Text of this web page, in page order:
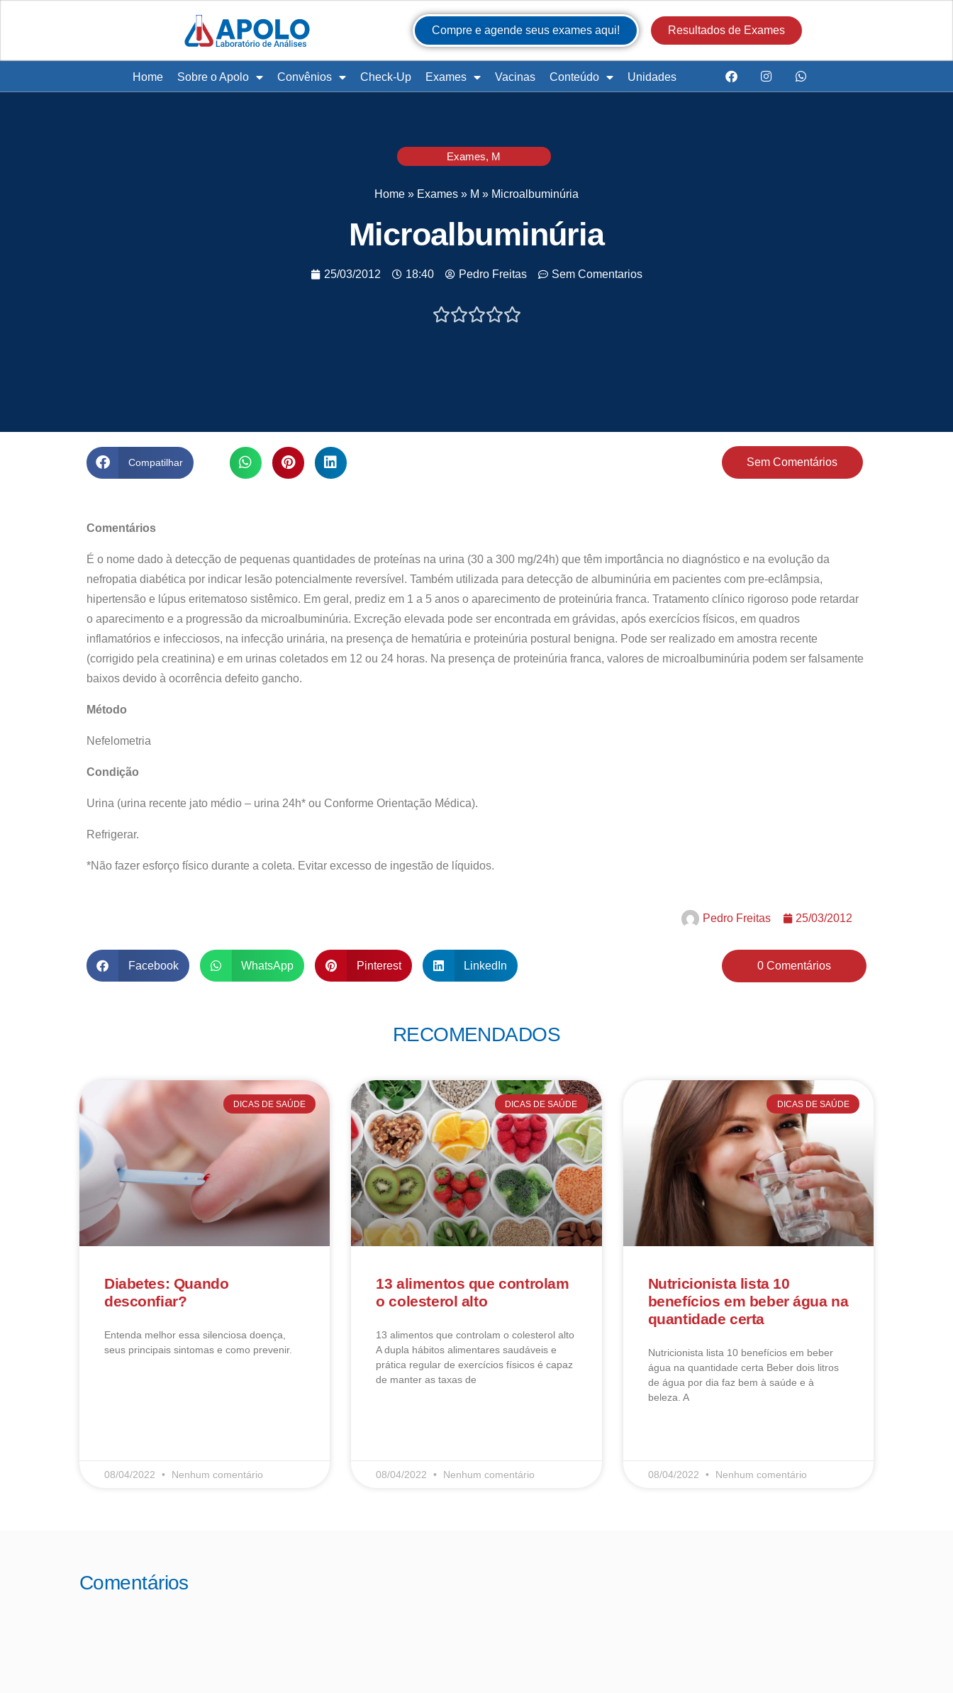
Compre e agende seus exames aqui! Resultados de Exames
Home Sobre o Apolo Convênios Check-Up Exames Vacinas Conteúdo Unidades
Exames, M
Home » Exames » M » Microalbuminúria
Microalbuminúria
25/03/2012 18:40 Pedro Freitas Sem Comentarios

Compatilhar Sem Comentários
Comentários
É o nome dado à detecção de pequenas quantidades de proteínas na urina (30 a 300 mg/24h) que têm importância no diagnóstico e na evolução da
nefropatia diabética por indicar lesão potencialmente reversível. Também utilizada para detecção de albuminúria em pacientes com pre-eclâmpsia,
hipertensão e lúpus eritematoso sistêmico. Em geral, prediz em 1 a 5 anos o aparecimento de proteinúria franca. Tratamento clínico rigoroso pode retardar
o aparecimento e a progressão da microalbuminúria. Excreção elevada pode ser encontrada em grávidas, após exercícios físicos, em quadros
inflamatórios e infecciosos, na infecção urinária, na presença de hematúria e proteinúria postural benigna. Pode ser realizado em amostra recente
(corrigido pela creatinina) e em urinas coletados em 12 ou 24 horas. Na presença de proteinúria franca, valores de microalbuminúria podem ser falsamente
baixos devido à ocorrência defeito gancho.
Método
Nefelometria
Condição
Urina (urina recente jato médio – urina 24h* ou Conforme Orientação Médica).
Refrigerar.
*Não fazer esforço físico durante a coleta. Evitar excesso de ingestão de líquidos.
Pedro Freitas 25/03/2012
Facebook WhatsApp Pinterest LinkedIn 0 Comentários
RECOMENDADOS
DICAS DE SAÚDE
Diabetes: Quando
desconfiar?
Entenda melhor essa silenciosa doença,
seus principais sintomas e como prevenir.
08/04/2022 Nenhum comentário
DICAS DE SAÚDE
13 alimentos que controlam
o colesterol alto
13 alimentos que controlam o colesterol alto​
A dupla hábitos alimentares saudáveis e
prática regular de exercícios físicos é capaz
de manter as taxas de
08/04/2022 Nenhum comentário
DICAS DE SAÚDE
Nutricionista lista 10
benefícios em beber água na
quantidade certa
Nutricionista lista 10 benefícios em beber
água na quantidade certa Beber dois litros
de água por dia faz bem à saúde e à
beleza. A
08/04/2022 Nenhum comentário
Comentários